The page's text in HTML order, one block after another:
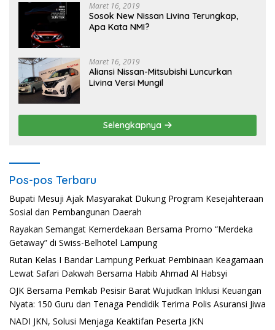
Maret 16, 2019
Sosok New Nissan Livina Terungkap,
Apa Kata NMI?
Maret 16, 2019
Aliansi Nissan-Mitsubishi Luncurkan
Livina Versi Mungil
Selengkapnya
Pos-pos Terbaru
Bupati Mesuji Ajak Masyarakat Dukung Program Kesejahteraan
Sosial dan Pembangunan Daerah
Rayakan Semangat Kemerdekaan Bersama Promo “Merdeka
Getaway” di Swiss-Belhotel Lampung
Rutan Kelas I Bandar Lampung Perkuat Pembinaan Keagamaan
Lewat Safari Dakwah Bersama Habib Ahmad Al Habsyi
OJK Bersama Pemkab Pesisir Barat Wujudkan Inklusi Keuangan
Nyata: 150 Guru dan Tenaga Pendidik Terima Polis Asuransi Jiwa
NADI JKN, Solusi Menjaga Keaktifan Peserta JKN